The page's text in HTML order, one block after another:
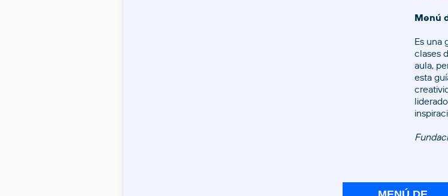
Menú
Es una
clases
aula,
esta